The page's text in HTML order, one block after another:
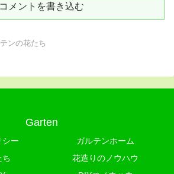
コメントを書き込む
ンの花たち
Garten
シー
ガルテンホーム
ち
花造りのノウハウ